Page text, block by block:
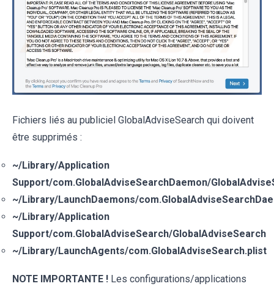
Fichiers liés au publiciel GlobalAdviseSearch qui doivent
être supprimés :
~/Library/Application
Support/com.GlobalAdviseSearchDaemon/
~/Library/LaunchDaemons/
~/Library/Application
Support/com.GlobalAdviseSearch/GlobalAdviseSearch
~/Library/LaunchAgents/com.GlobalAdviseSearch.plist
NOTE IMPORTANTE ! Les configurations/applications